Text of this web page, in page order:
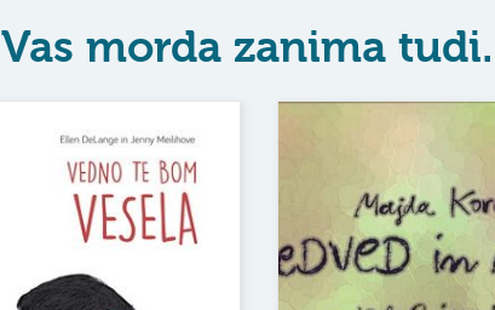
Vas morda zanima